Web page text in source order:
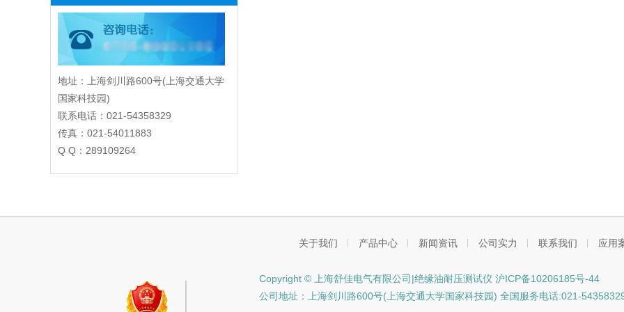
地址：上海剑川路600号(上海交通大学
国家科技园)
联系电话：021-54358329
传真：021-54011883
Q Q：289109264
关于我们 产品中心 新闻资讯 公司实力 联系我们 应用
Copyright © 上海舒佳电气有限公司|绝缘油耐压测试仪 沪ICP备10206185号-44
公司地址：上海剑川路600号(上海交通大学国家科技园) 全国服务电话:021-